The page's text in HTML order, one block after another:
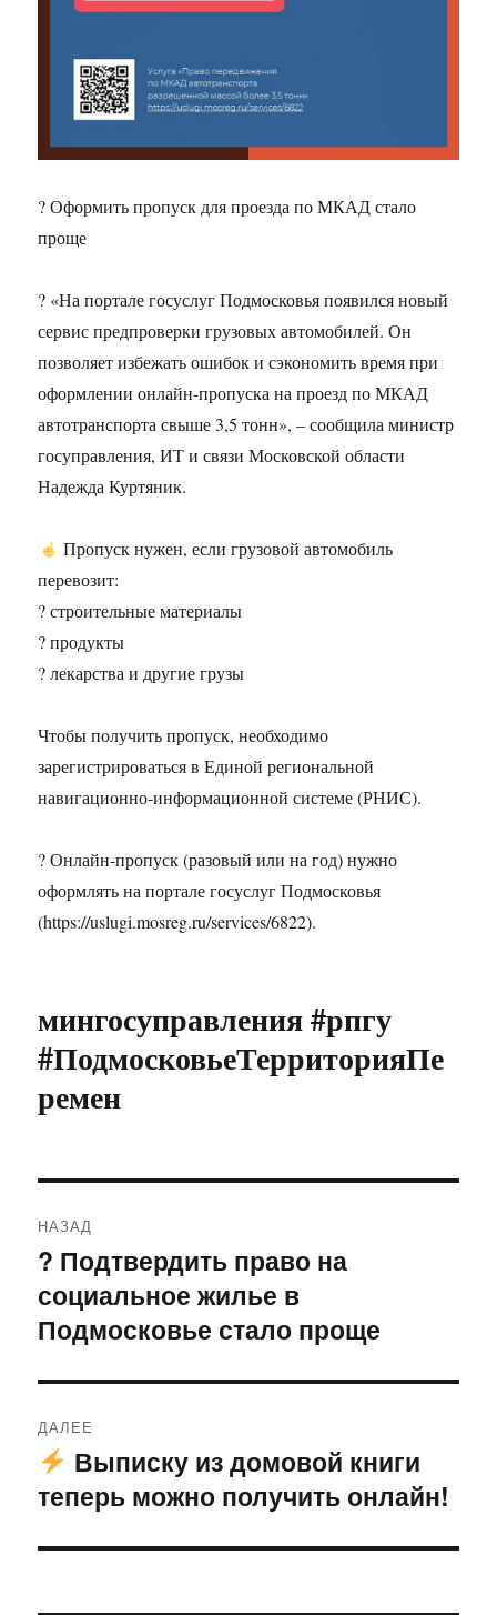
? Оформить пропуск для проезда по МКАД стало
проще
? «На портале госуслуг Подмосковья появился новый
сервис предпроверки грузовых автомобилей. Он
позволяет избежать ошибок и сэкономить время при
оформлении онлайн-пропуска на проезд по МКАД
автотранспорта свыше 3,5 тонн», – сообщила министр
госуправления, ИТ и связи Московской области
Надежда Куртяник.
Пропуск нужен, если грузовой автомобиль
перевозит:
? строительные материалы
? продукты
? лекарства и другие грузы
Чтобы получить пропуск, необходимо
зарегистрироваться в Единой региональной
навигационно-информационной системе (РНИС).
? Онлайн-пропуск (разовый или на год) нужно
оформлять на портале госуслуг Подмосковья
(https://uslugi.mosreg.ru/services/6822).
мингосуправления #рпгу
#ПодмосковьеТерриторияПе
ремен
по
записям
НАЗАД
Предыдущая
запись:
? Подтвердить право на
социальное жилье в
Подмосковье стало проще
ДАЛЕЕ
Следующая
запись:
Выписку из домовой книги
теперь можно получить онлайн!